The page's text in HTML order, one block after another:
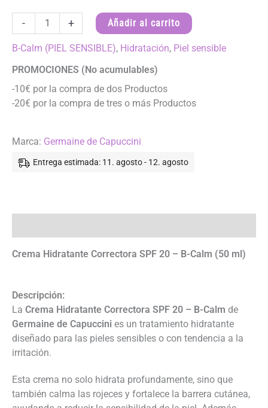
-
HIDRATANTE
CORRECTORA
20
-
B-
+ Añadir al carrito
B-Calm (PIEL SENSIBLE), Hidratación, Piel sensible
PROMOCIONES (No acumulables)
-10€ por la compra de dos Productos
-20€ por la compra de tres o más Productos
Marca: Germaine de Capuccini
Entrega estimada: 11. agosto - 12. agosto
Crema Hidratante Correctora SPF 20 – B-Calm (50 ml)
Descripción:
La Crema Hidratante Correctora SPF 20 – B-Calm de
Germaine de Capuccini es un tratamiento hidratante
diseñado para las pieles sensibles o con tendencia a la
irritación.
Esta crema no solo hidrata profundamente, sino que
también calma las rojeces y fortalece la barrera cutánea,